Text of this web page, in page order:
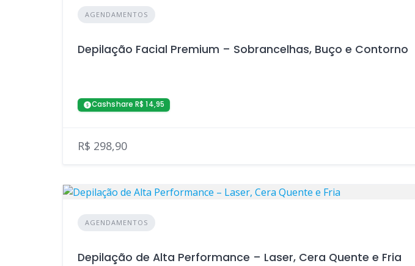
AGENDAMENTOS
Depilação Facial Premium – Sobrancelhas, Buço e Contorno
Cashshare R$ 14,95
R$ 298,90
AGENDAMENTOS
Depilação de Alta Performance – Laser, Cera Quente e Fria